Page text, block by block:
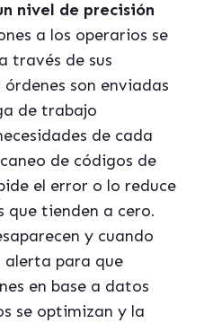
nivel de precisión
a los operarios se
través de sus
son enviadas
de trabajo
de cada
de códigos de
el error o lo reduce
que tienden a cero.
y cuando
alerta para que
en base a datos
se optimizan y la